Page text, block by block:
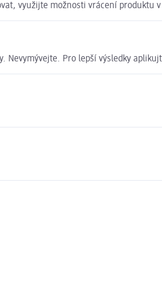
využijte možnosti vrácení produktu
Pro lepší výsledky